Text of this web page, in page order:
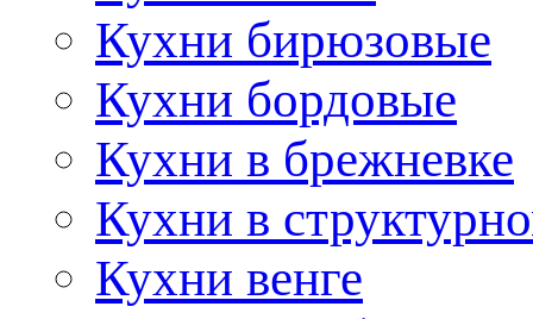
Кухни бирюзовые
Кухни бордовые
Кухни в брежневке
Кухни в
Кухни венге